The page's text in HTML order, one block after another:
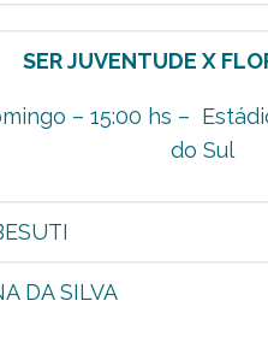
SER JUVENTUDE X
– 15:00 hs –
do Sul
DA SILVA